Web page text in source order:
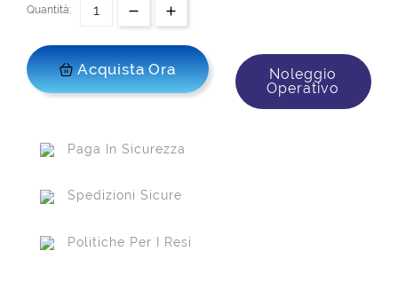
Quantità:
Acquista Ora
Noleggio
Operativo
Paga In Sicurezza
Spedizioni Sicure
Politiche Per I Resi